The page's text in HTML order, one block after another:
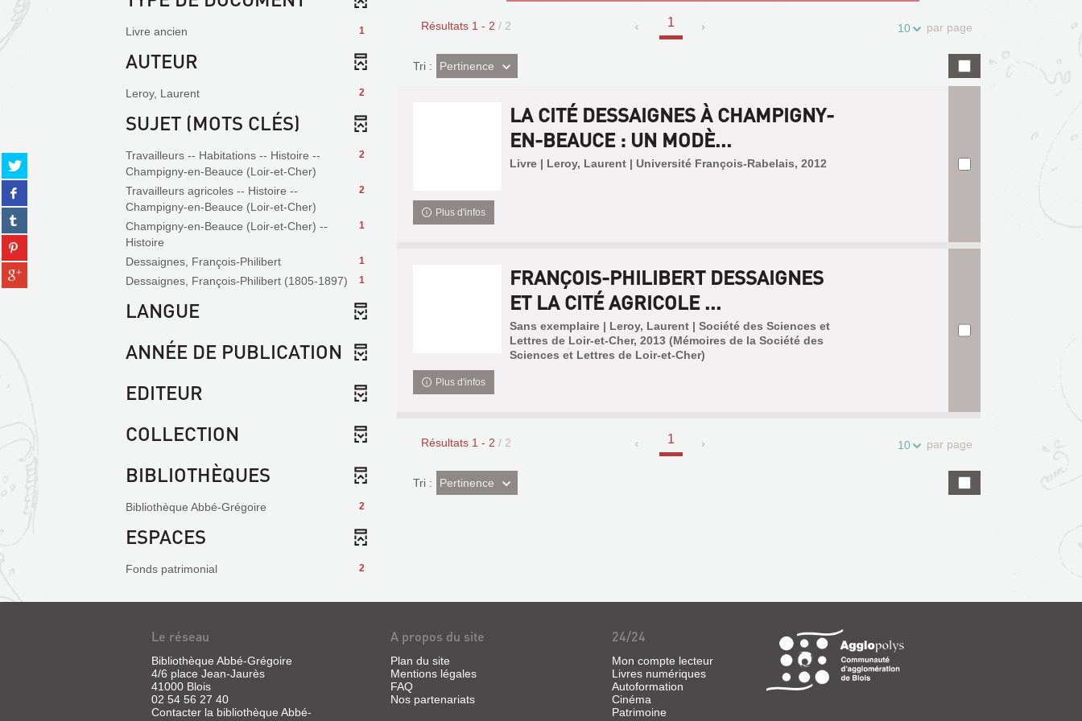
Partager
sur
twitter
(Nouvelle
fenêtre)
Partager
sur
facebook
(Nouvelle
fenêtre)
Partager
sur
tumblr
(Nouvelle
fenêtre)
Partager
sur
pinterest
(Nouvelle
Partager
sur
Résultats 1 - 2 / 2 1 10 par page
Tri :(Effet
imédiat)
Pertinence
LA CITÉ DESSAIGNES À CHAMPIGNY-
EN-BEAUCE : UN MODÈ...
Livre | Leroy, Laurent | Université François-Rabelais, 2012
Plus d'infos
FRANÇOIS-PHILIBERT DESSAIGNES
ET LA CITÉ AGRICOLE ...
Sans exemplaire | Leroy, Laurent | Société des Sciences et
Lettres de Loir-et-Cher, 2013 (Mémoires de la Société des
Sciences et Lettres de Loir-et-Cher)
Plus d'infos
Résultats 1 - 2 / 2 1 10 par page
Tri :(Effet
imédiat)
Pertinence
1
Livre ancien
AUTEUR
2
Leroy, Laurent
SUJET (MOTS CLÉS)
2
Travailleurs -- Habitations -- Histoire --
Champigny-en-Beauce (Loir-et-Cher)
2
Travailleurs agricoles -- Histoire --
Champigny-en-Beauce (Loir-et-Cher)
1
Champigny-en-Beauce (Loir-et-Cher) --
Histoire
1
Dessaignes, François-Philibert
1
Dessaignes, François-Philibert (1805-1897)
LANGUE
ANNÉE DE PUBLICATION
EDITEUR
COLLECTION
BIBLIOTHÈQUES
2
Bibliothèque Abbé-Grégoire
ESPACES
2
Fonds patrimonial
Le réseau
Bibliothèque Abbé-Grégoire
4/6 place Jean-Jaurès
41000 Blois
02 54 56 27 40
Contacter la bibliothèque Abbé-
A propos du site
Plan du site
Mentions légales
FAQ
Nos partenariats
24/24
Mon compte lecteur
Livres numériques
Autoformation
Cinéma
Patrimoine